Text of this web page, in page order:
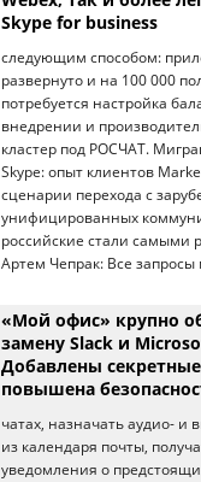
Skype for business
следующим способом:
развернуто и на 100 000
потребуется настройка
внедрении и
кластер под РОСЧАТ.
Skype: опыт клиентов
сценарии перехода с
унифицированных
российские стали самыми
Артем Чепрак: Все
«Мой офис» крупно
замену Slack и
Добавлены
повышена
чатах, назначать аудио- и
из календаря почты,
уведомления о